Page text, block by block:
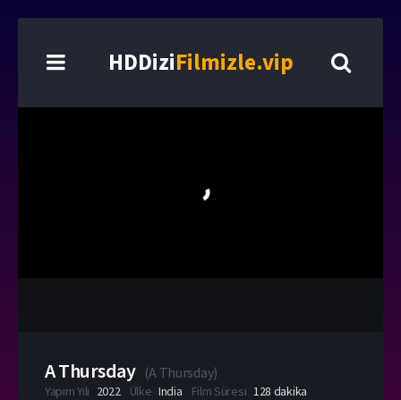
HDDiziFilmizle.vip
A Thursday (A Thursday)
Yapım Yılı 2022 Ülke India Film Süresi 128 dakika